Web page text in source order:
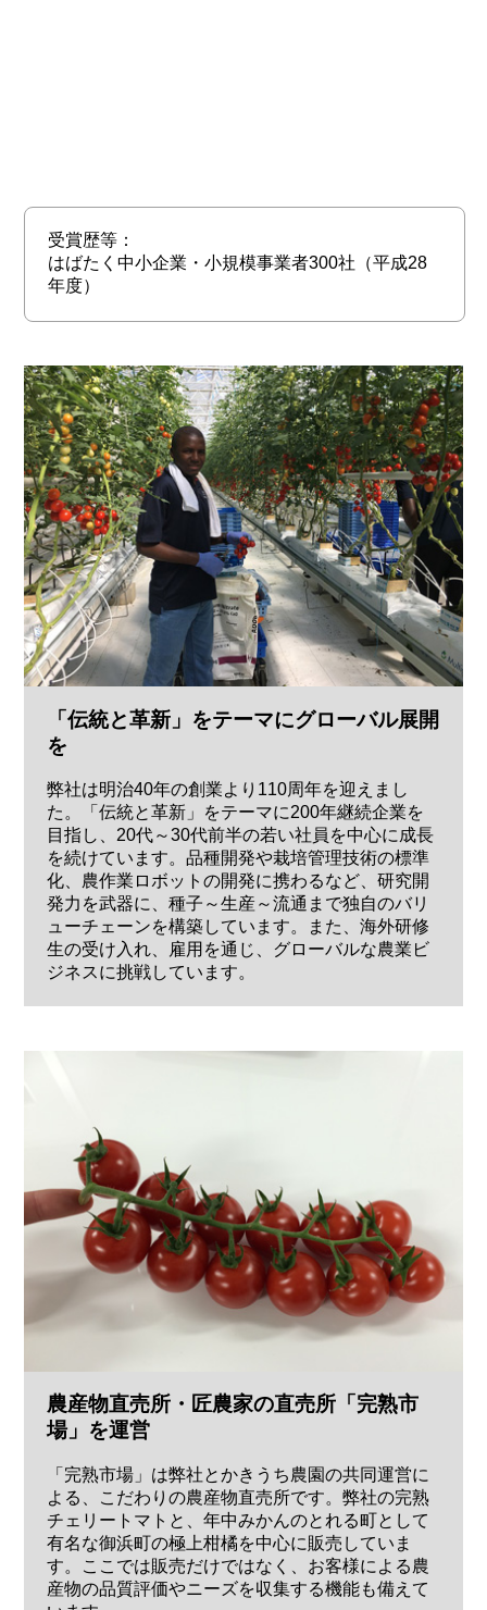
受賞歴等：
はばたく中小企業・小規模事業者300社（平成28
年度）
「伝統と革新」をテーマにグローバル展開
を
弊社は明治40年の創業より110周年を迎えまし
た。「伝統と革新」をテーマに200年継続企業を
目指し、20代～30代前半の若い社員を中心に成長
を続けています。品種開発や栽培管理技術の標準
化、農作業ロボットの開発に携わるなど、研究開
発力を武器に、種子～生産～流通まで独自のバリ
ューチェーンを構築しています。また、海外研修
生の受け入れ、雇用を通じ、グローバルな農業ビ
ジネスに挑戦しています。
農産物直売所・匠農家の直売所「完熟市
場」を運営
「完熟市場」は弊社とかきうち農園の共同運営に
よる、こだわりの農産物直売所です。弊社の完熟
チェリートマトと、年中みかんのとれる町として
有名な御浜町の極上柑橘を中心に販売していま
す。ここでは販売だけではなく、お客様による農
産物の品質評価やニーズを収集する機能も備えて